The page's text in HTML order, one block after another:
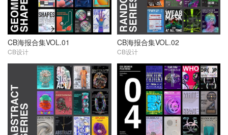
CB海报合集VOL.01
CB设计
CB海报合集VOL.02
CB设计